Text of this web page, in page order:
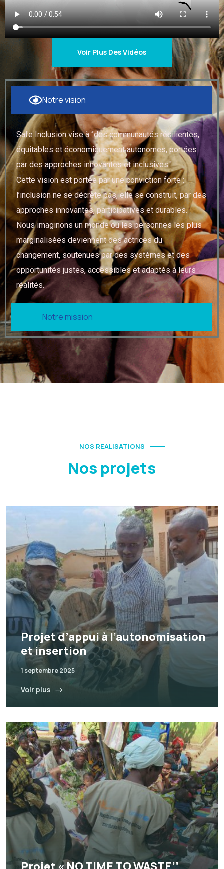
Voir Plus Des Vidéos
Notre vision
Notre mission
Safe Inclusion vise à ‘’des communautés résilientes,
équitables et économiquement autonomes, portées
par des approches innovantes et inclusives."
Cette vision est portée par une conviction forte :
l’inclusion ne se décrète pas, elle se construit, par des
approches innovantes, participatives et durables.
Nous imaginons un monde où les personnes les plus
marginalisées deviennent des actrices du
changement, soutenues par des systèmes et des
opportunités justes, accessibles et adaptés à leurs
réalités.
NOS REALISATIONS
Nos projets
Projet d’appui à l’autonomisation
et insertion
1 septembre 2025
Voir plus